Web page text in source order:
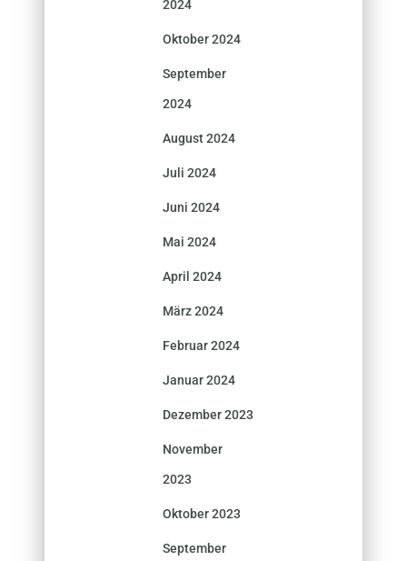
2024
Oktober 2024
September
2024
August 2024
Juli 2024
Juni 2024
Mai 2024
April 2024
März 2024
Februar 2024
Januar 2024
Dezember 2023
November
2023
Oktober 2023
September